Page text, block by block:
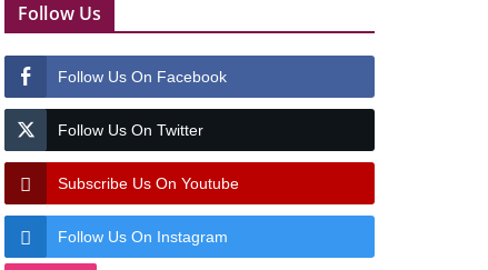
Follow Us
Follow Us On Facebook
Follow Us On Twitter
Subscribe Us On Youtube
Follow Us On Instagram